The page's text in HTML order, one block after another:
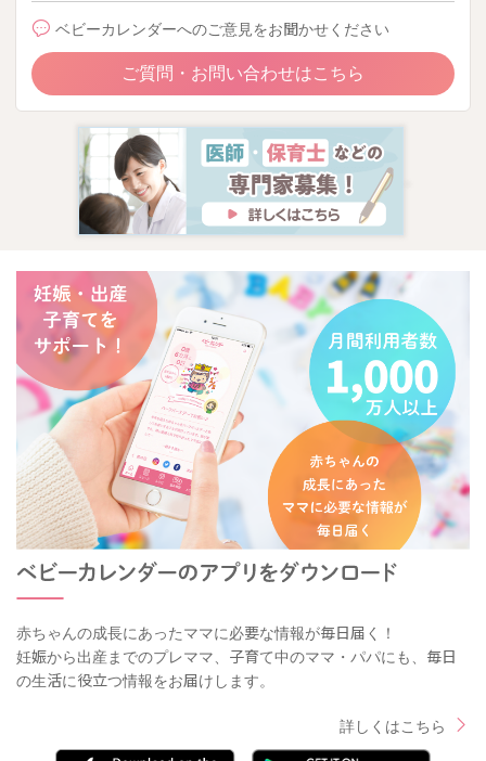
ベビーカレンダーへのご意見をお聞かせください
ご質問・お問い合わせはこちら
赤ちゃんの成長にあったママに必要な情報が毎日届く！
妊娠から出産までのプレママ、子育て中のママ・パパにも、毎日
の生活に役立つ情報をお届けします。
詳しくはこちら